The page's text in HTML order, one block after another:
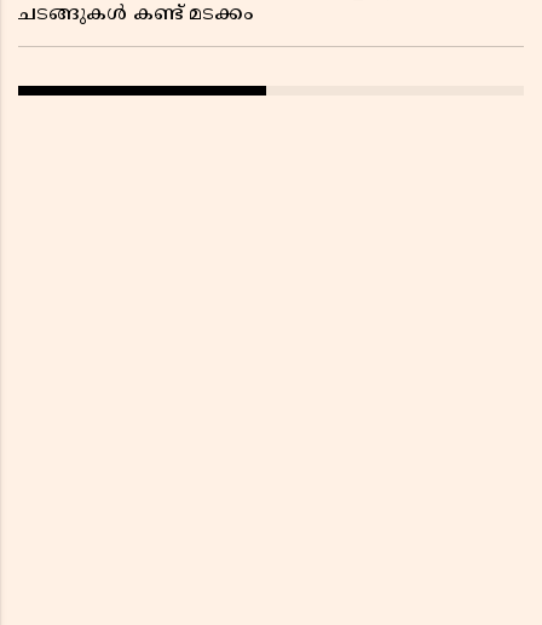
ചടങ്ങുകൾ കണ്ട് മടക്കം